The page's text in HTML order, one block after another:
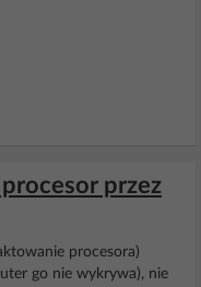
przez
procesora)
go nie wykrywa), nie